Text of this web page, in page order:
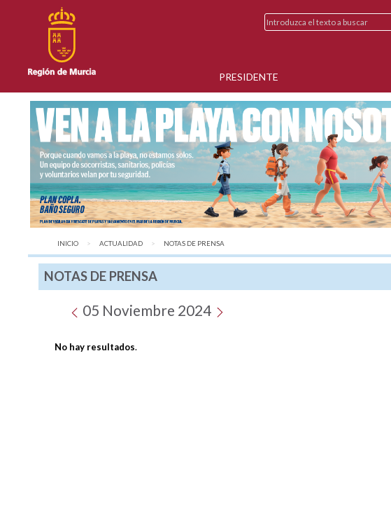
PRESIDENTE
INICIO ACTUALIDAD AQUÍ:
NOTAS DE PRENSA
NOTAS DE PRENSA
05 Noviembre 2024
No hay resultados.